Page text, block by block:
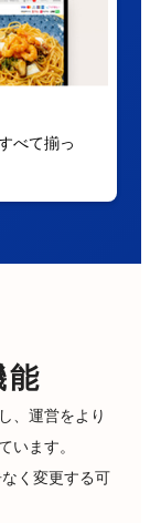
べて揃っ
能
、運営をより
います。
く変更する可